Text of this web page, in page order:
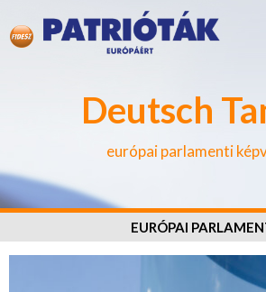
Deutsch
európai parlamenti
EURÓPAI